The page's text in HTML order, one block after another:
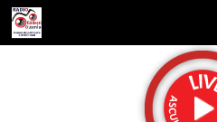
Skip to content